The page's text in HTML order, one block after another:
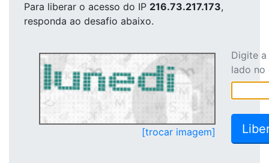
Para liberar o acesso do IP 216.73.217.173,
responda ao desafio abaixo.
[trocar imagem]
Digite
lado no